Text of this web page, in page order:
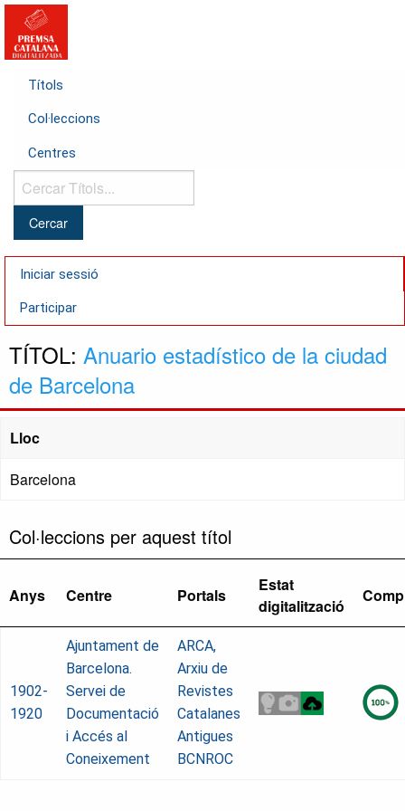
Títols
Col·leccions
Centres
Cercar
Títols...
Iniciar sessió
Participar
TÍTOL: Anuario estadístico de la ciudad
de Barcelona
Lloc
Barcelona
Col·leccions per aquest títol
Anys Centre Portals
Estat
digitalització
1902-
1920
Ajuntament de
Barcelona.
Servei de
Documentació
i Accés al
Coneixement
ARCA,
Arxiu de
Revistes
Catalanes
Antigues
BCNROC